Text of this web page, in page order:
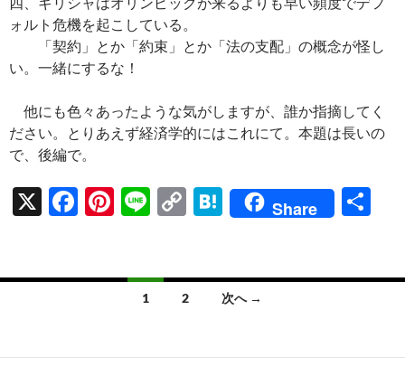
ォルト危機を起こしている。
「契約」とか「約束」とか「法の支配」の概念が怪し
い。一緒にするな！
他にも色々あったような気がしますが、誰か指摘してく
ださい。とりあえず経済学的にはこれにて。本題は長いの
で、後編で。
X
F
b
Pi
es
Li
C
y
H
n
Share
ナ
1 2 次へ →